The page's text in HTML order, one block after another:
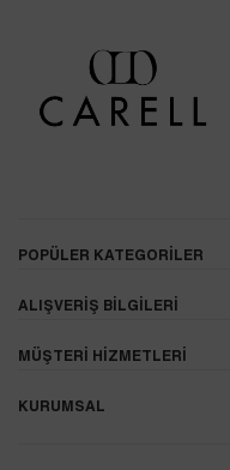
POPÜLER KATEGORİLER
ALIŞVERİŞ BİLGİLERİ
MÜŞTERİ HİZMETLERİ
KURUMSAL